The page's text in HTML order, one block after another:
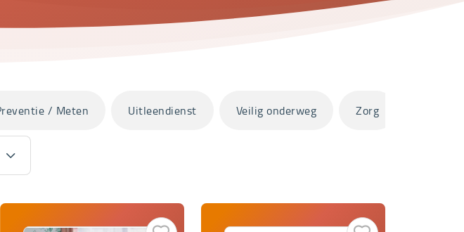
/ Meten Uitleendienst Veilig onderweg Zorg